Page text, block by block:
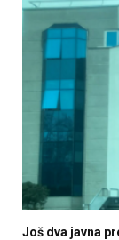
Još dva javna